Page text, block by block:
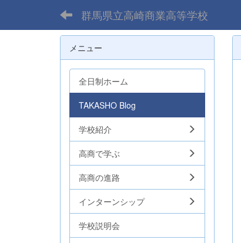
群馬県立高崎商業高等学校
メニュー
全日制ホーム
TAKASHO Blog
学校紹介
高商で学ぶ
高商の進路
インターンシップ
学校説明会